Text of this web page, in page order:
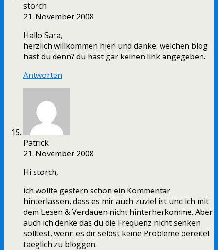
storch
21. November 2008
Hallo Sara,
herzlich willkommen hier! und danke. welchen blog
hast du denn? du hast gar keinen link angegeben.
Antworten
Patrick
21. November 2008
Hi storch,
ich wollte gestern schon ein Kommentar
hinterlassen, dass es mir auch zuviel ist und ich mit
dem Lesen & Verdauen nicht hinterherkomme. Aber
auch ich denke das du die Frequenz nicht senken
solltest, wenn es dir selbst keine Probleme bereitet
taeglich zu bloggen.